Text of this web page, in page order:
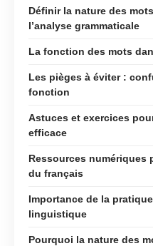
Définir la nature des
l’analyse grammaticale
La fonction des mots
Les pièges à éviter :
fonction
Astuces et exercices
efficace
Ressources numériques
du français
Importance de la
linguistique
Pourquoi la nature des